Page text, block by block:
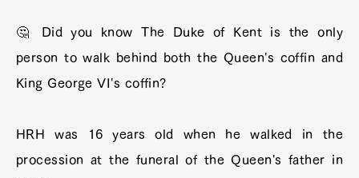
🤔 Did you know The Duke of Kent is the only
person to walk behind both the Queen's coffin and
King George VI's coffin?⁠
HRH was 16 years old when he walked in the
procession at the funeral of the Queen's father in